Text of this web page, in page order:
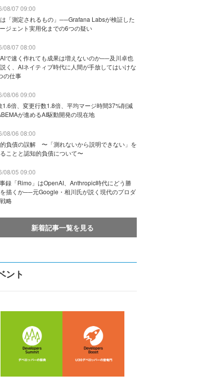
08/07 09:00
「測定されるもの」──Grafana Labsが検証した
ジェント実用化までの6つの疑い
08/07 08:00
で速く作れても成果は増えないのか──及川卓也
く、AIネイティブ時代に人間が手放してはいけな
の仕事
08/06 09:00
1.6倍、変更行数1.8倍、平均マージ時間37%削減
が進めるAI駆動開発の現在地
08/06 08:00
負債の誤解 〜「測れないから説明できない」を
ことと認知的負債について〜
08/05 09:00
録「Rimo」はOpenAI、Anthropic時代にどう勝
描くか──元Google・相川氏が説く現代のプロダ
略
新着記事一覧を見る
ント